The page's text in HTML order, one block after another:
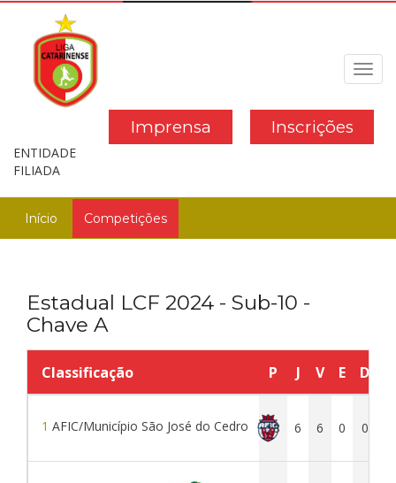
Inscrições
Imprensa
ENTIDADE
FILIADA
Início Competições
Estadual LCF 2024 - Sub-10 -
Chave A
Classificação P J V E D
1 AFIC/Município São José do Cedro 18 6 6 0 0